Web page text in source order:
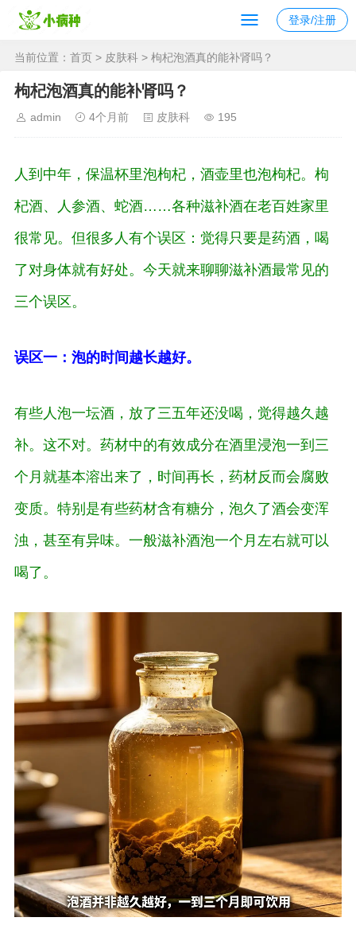
登录/注册
当前位置： 首页 > 皮肤科 > 枸杞泡酒真的能补肾吗？
枸杞泡酒真的能补肾吗？
admin 4个月前 皮肤科 195
人到中年，保温杯里泡枸杞，酒壶里也泡枸杞。枸
杞酒、人参酒、蛇酒……各种滋补酒在老百姓家里
很常见。但很多人有个误区：觉得只要是药酒，喝
了对身体就有好处。今天就来聊聊滋补酒最常见的
三个误区。
误区一：泡的时间越长越好。
有些人泡一坛酒，放了三五年还没喝，觉得越久越
补。这不对。药材中的有效成分在酒里浸泡一到三
个月就基本溶出来了，时间再长，药材反而会腐败
变质。特别是有些药材含有糖分，泡久了酒会变浑
浊，甚至有异味。一般滋补酒泡一个月左右就可以
喝了。